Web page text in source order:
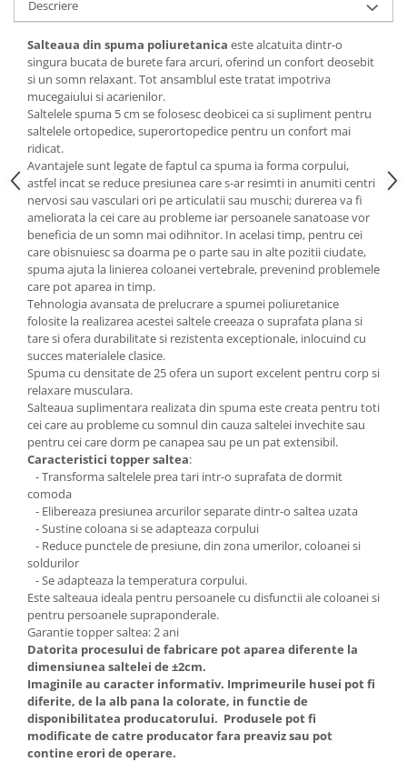
Mese gradinita
Scaune gradinita
Set mese si scaune gradinita
Mobilier copii
Mobila camera copii
Scaune birou pentru copii
Saltele patuturi copii
Paturi copii
Masa si scaune gradinita
Seturi comode living si dormitor
Descriere
Salteaua din spuma poliuretanica este alcatuita dintr-o
singura bucata de burete fara arcuri, oferind un confort deosebit
si un somn relaxant. Tot ansamblul este tratat impotriva
mucegaiului si acarienilor.
Saltelele spuma 5 cm se folosesc deobicei ca si supliment pentru
saltelele ortopedice, superortopedice pentru un confort mai
ridicat.
Avantajele sunt legate de faptul ca spuma ia forma corpului,
astfel incat se reduce presiunea care s-ar resimti in anumiti centri
nervosi sau vasculari ori pe articulatii sau muschi; durerea va fi
ameliorata la cei care au probleme iar persoanele sanatoase vor
beneficia de un somn mai odihnitor. In acelasi timp, pentru cei
care obisnuiesc sa doarma pe o parte sau in alte pozitii ciudate,
spuma ajuta la linierea coloanei vertebrale, prevenind problemele
care pot aparea in timp.
Tehnologia avansata de prelucrare a spumei poliuretanice
folosite la realizarea acestei saltele creeaza o suprafata plana si
tare si ofera durabilitate si rezistenta exceptionale, inlocuind cu
succes materialele clasice.
Spuma cu densitate de 25 ofera un suport excelent pentru corp si
relaxare musculara.
Salteaua suplimentara realizata din spuma este creata pentru toti
cei care au probleme cu somnul din cauza saltelei invechite sau
pentru cei care dorm pe canapea sau pe un pat extensibil.
Caracteristici topper saltea:
- Transforma saltelele prea tari intr-o suprafata de dormit
comoda
- Elibereaza presiunea arcurilor separate dintr-o saltea uzata
- Sustine coloana si se adapteaza corpului
- Reduce punctele de presiune, din zona umerilor, coloanei si
soldurilor
- Se adapteaza la temperatura corpului.
Este salteaua ideala pentru persoanele cu disfunctii ale coloanei si
pentru persoanele supraponderale.
Garantie topper saltea: 2 ani
Datorita procesului de fabricare pot aparea diferente la
dimensiunea saltelei de ±2cm.
Imaginile au caracter informativ. Imprimeurile husei pot fi
diferite, de la alb pana la colorate, in functie de
disponibilitatea producatorului. Produsele pot fi
modificate de catre producator fara preaviz sau pot
contine erori de operare.